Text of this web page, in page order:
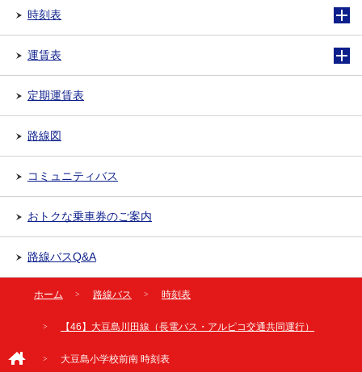
時刻表
運賃表
定期運賃表
路線図
コミュニティバス
おトクな乗車券のご案内
路線バスQ&A
ホーム 路線バス 時刻表
【46】大豆島川田線（長電バス・アルピコ交通共同運行）
大豆島小学校前南 時刻表